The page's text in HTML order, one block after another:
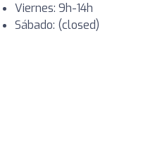
Viernes: 9h-14h
Sábado: (closed)